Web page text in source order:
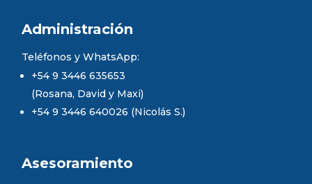
Administración
Teléfonos y WhatsApp:
+54 9 3446 635653
(Rosana, David y Maxi)
+54 9 3446 640026 (Nicolás S.)
Asesoramiento